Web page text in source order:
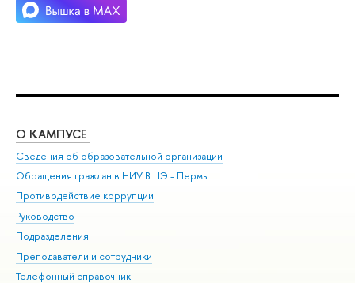
О КАМПУСЕ
Сведения об образовательной организации
Обращения граждан в НИУ ВШЭ - Пермь
Противодействие коррупции
Руководство
Подразделения
Преподаватели и сотрудники
Телефонный справочник